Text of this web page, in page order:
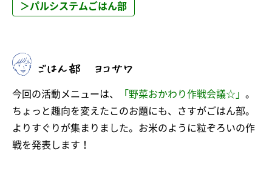
＞パルシステムごはん部
今回の活動メニューは、 「野菜おかわり作戦会議☆」 。
ちょっと趣向を変えたこのお題にも、さすがごはん部。
よりすぐりが集まりました。お米のように粒ぞろいの作
戦を発表します！